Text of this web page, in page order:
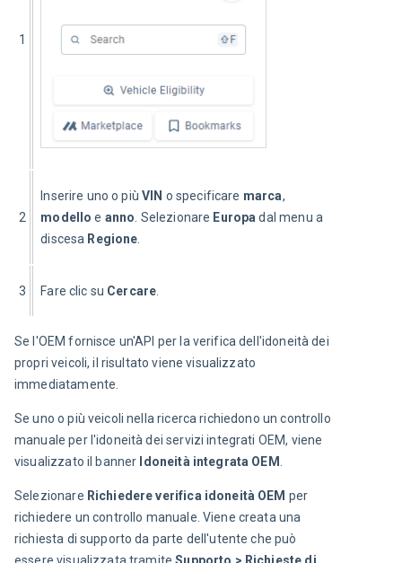
1
2
Inserire uno o più VIN o specificare marca,
modello e anno . Selezionare Europa dal menu a
discesa Regione
3 Fare clic su Cercare
Se l'OEM fornisce un'API per la verifica dell'idoneità dei
propri veicoli, il risultato viene visualizzato
immediatamente.
Se uno o più veicoli nella ricerca richiedono un controllo
manuale per l'idoneità dei servizi integrati OEM, viene
visualizzato il banner Idoneità integrata OEM
Selezionare Richiedere verifica idoneità OEM per
richiedere un controllo manuale. Viene creata una
richiesta di supporto da parte dell'utente che può